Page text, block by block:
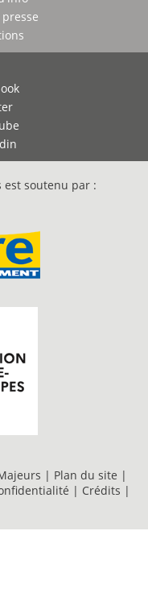
est soutenu par :
| Plan du site |
| Crédits |